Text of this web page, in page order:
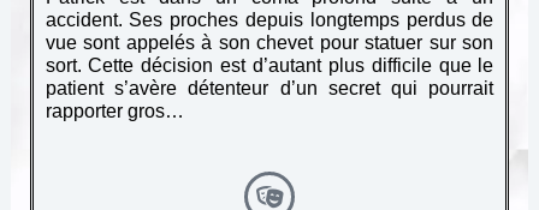
accident. Ses proches depuis longtemps perdus de
vue sont appelés à son chevet pour statuer sur son
sort. Cette décision est d’autant plus difficile que le
patient s’avère détenteur d’un secret qui pourrait
rapporter gros…